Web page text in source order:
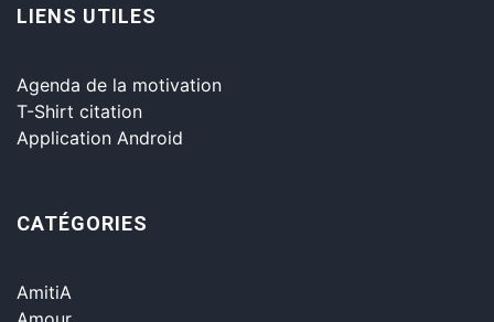
LIENS UTILES
Agenda de la motivation
T-Shirt citation
Application Android
CATÉGORIES
AmitiA